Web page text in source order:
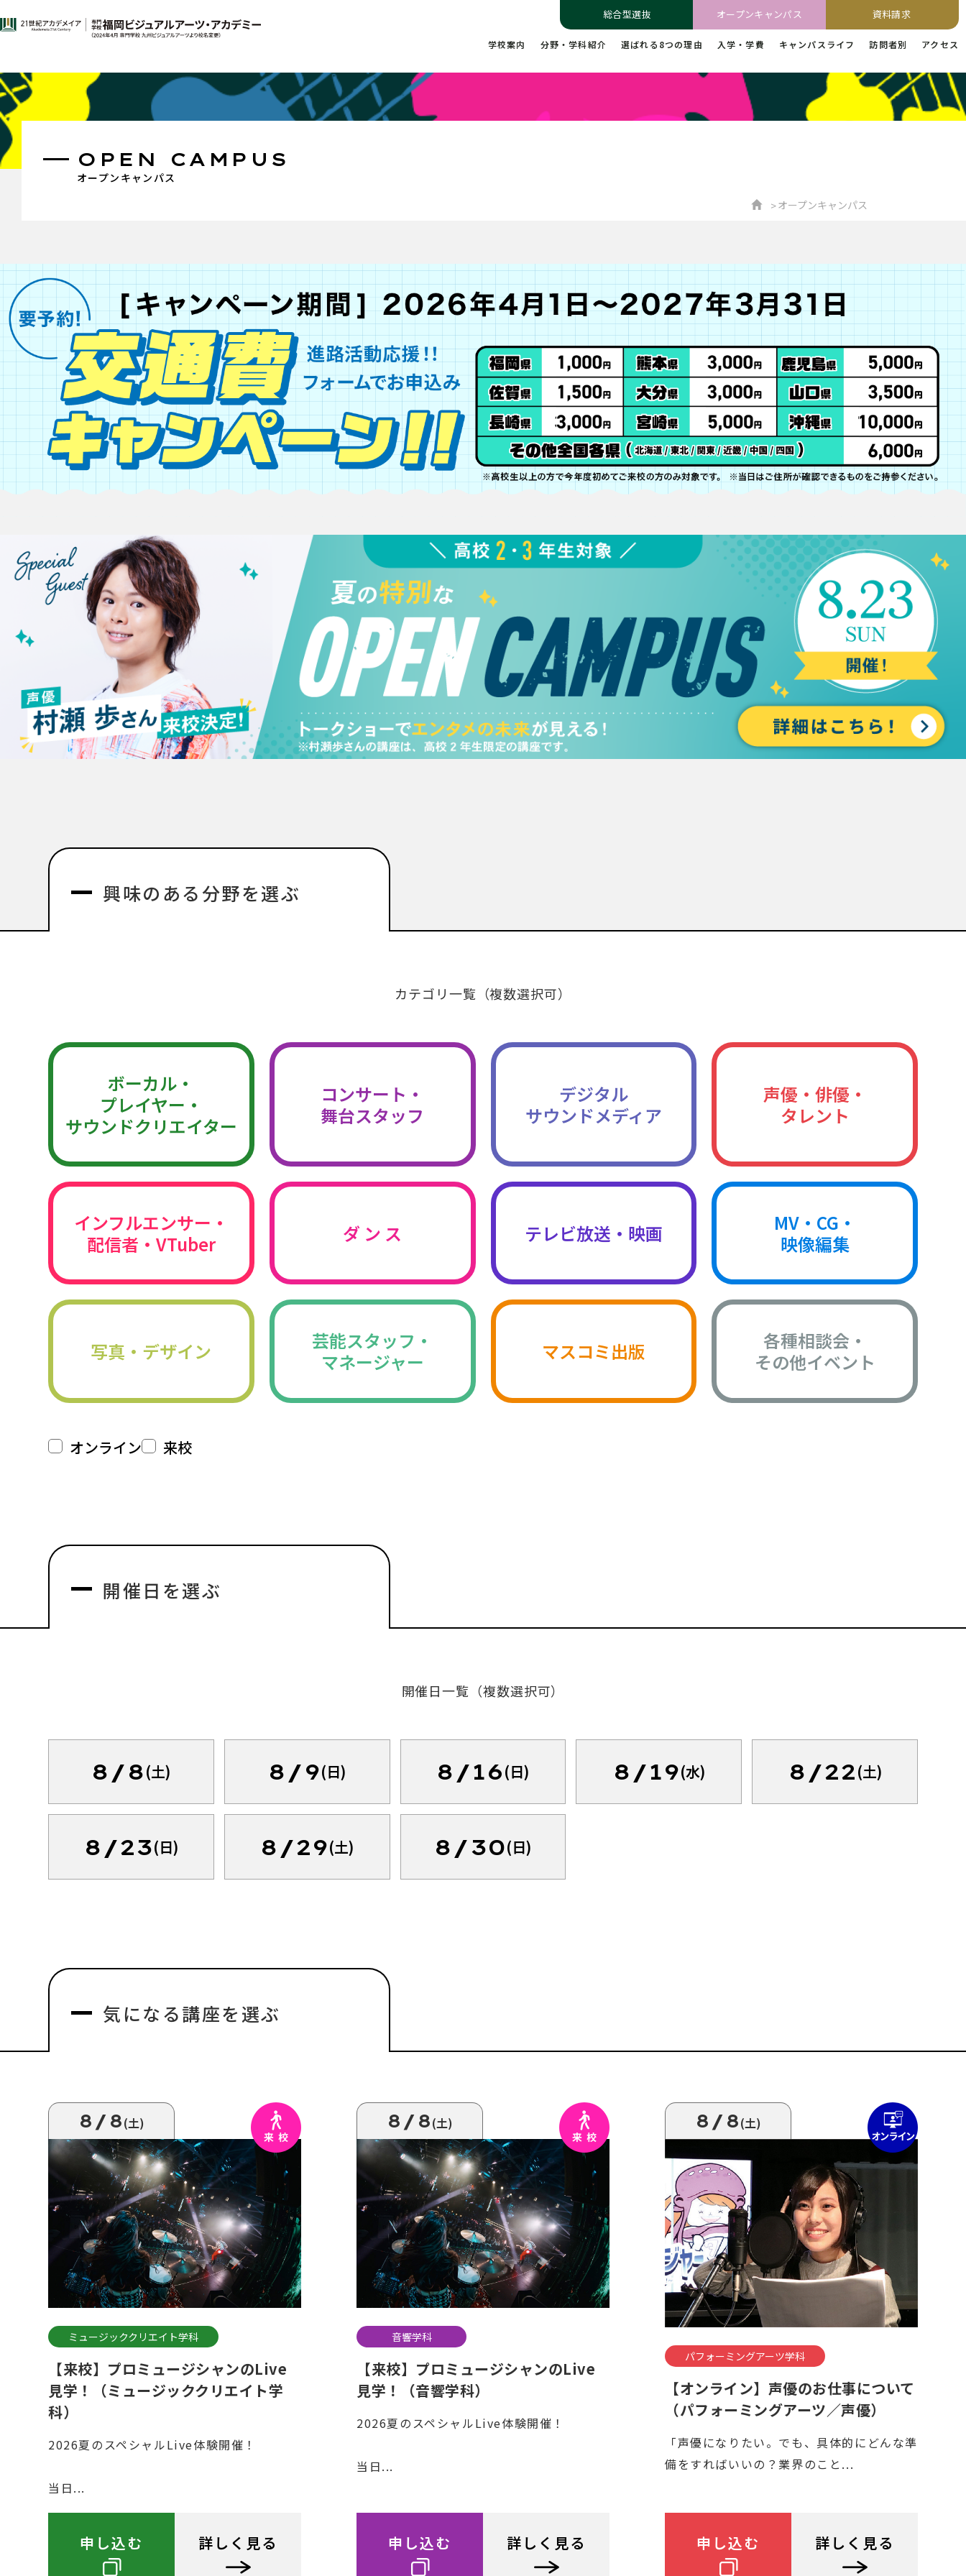
総合型選抜 オープンキャンパス 資料請求
学校案内 分野・学科紹介 選ばれる8つの理由 入学・学費 キャンパスライフ 訪問者別 アクセス
オープンキャンパス
OPEN CAMPUS
オープンキャンパス
興味のある分野を選ぶ
カテゴリ一覧（複数選択可）
ボーカル・
プレイヤー・
サウンドクリエイター
コンサート・
舞台スタッフ
デジタル
サウンドメディア
声優・俳優・
タレント
インフルエンサー・
配信者・VTuber
ダ ン ス テレビ放送・映画
MV・CG・
映像編集
写真・デザイン
芸能スタッフ・
マネージャー
マスコミ出版
各種相談会・
その他イベント
オンライン 来校
開催日を選ぶ
開催日一覧（複数選択可）
8/8(土) 8/9(日) 8/16(日) 8/19(水) 8/22(土)
8/23(日) 8/29(土) 8/30(日)
気になる講座を選ぶ
8/8(土)
ミュージッククリエイト学科
【来校】プロミュージシャンのLive
見学！（ミュージッククリエイト学
科）
2026夏のスペシャルLive体験開催！
当日...
申し込む 詳しく見る
8/8(土)
音響学科
【来校】プロミュージシャンのLive
見学！（音響学科）
2026夏のスペシャルLive体験開催！
当日...
申し込む 詳しく見る
8/8(土)
パフォーミングアーツ学科
【オンライン】声優のお仕事について
（パフォーミングアーツ／声優）
「声優になりたい。でも、具体的にどんな準
備をすればいいの？業界のこと...
申し込む 詳しく見る